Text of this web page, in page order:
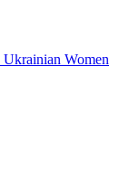
Women